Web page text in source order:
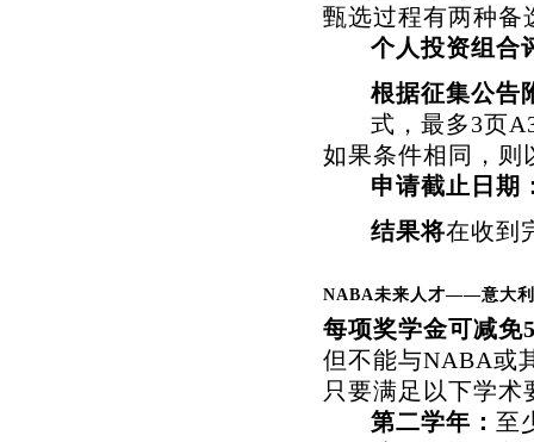
甄选过程有两种备
个人投资组合
根据征集公告
式，最多3页
如果条件相同，则
申请截止日期
结果将在收到
NABA未来人才——意大利
每项奖学金可减免
但不能与NABA或
只要满足以下学术
第二学年： 至